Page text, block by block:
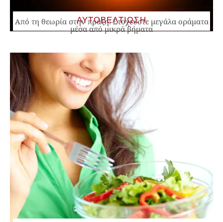
ΑΥΤΟΒΕΛΤΙΩΣΗ
Από τη θεωρία στην πράξη: Στοχεύστε μεγάλα οράματα
μέσα από μικρά βήματα